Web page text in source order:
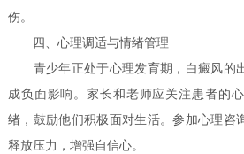
伤。
四、心理调适与情绪管理
青少年正处于心理发育期，白癜风的
成负面影响。家长和老师应关注患者的
绪，鼓励他们积极面对生活。参加心理咨
释放压力，增强自信心。